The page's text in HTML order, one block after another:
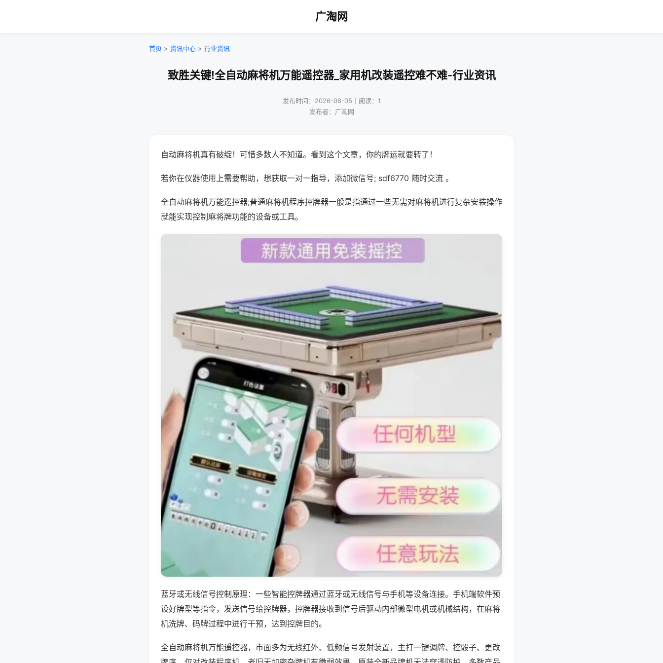
广淘网
首页 > 资讯中心 > 行业资讯
致胜关键!全自动麻将机万能遥控器_家用机改装遥控难不难-行业资讯
发布时间：2026-08-05｜阅读：1
发布者：广淘网
自动麻将机真有破绽！可惜多数人不知道。看到这个文章，你的牌运就要转了！
若你在仪器使用上需要帮助，想获取一对一指导，添加微信号; sdf6770 随时交流 。
全自动麻将机万能遥控器;普通麻将机程序控牌器一般是指通过一些无需对麻将机进行复杂安装操作
就能实现控制麻将牌功能的设备或工具。
蓝牙或无线信号控制原理：一些智能控牌器通过蓝牙或无线信号与手机等设备连接。手机端软件预
设好牌型等指令，发送信号给控牌器，控牌器接收到信号后驱动内部微型电机或机械结构，在麻将
机洗牌、码牌过程中进行干预，达到控牌目的。
全自动麻将机万能遥控器，市面多为无线红外、低频信号发射装置，主打一键调牌、控骰子、更改